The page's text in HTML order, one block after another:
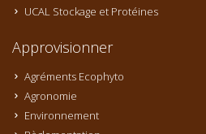
UCAL Stockage et Protéines
Approvisionner
Agréments Ecophyto
Agronomie
Environnement